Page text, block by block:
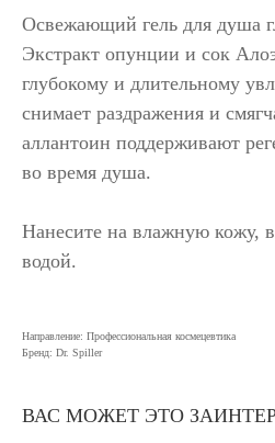
Освежающий гель для душа
Экстракт опунции и сок
глубокому и длительному
снимает раздражения и
аллантоин поддерживают
во время душа.
Нанесите на влажную кожу,
водой.
Направление: Профессиональная космецевтика
Бренд: Dr. Spiller
ВАС МОЖЕТ ЭТО